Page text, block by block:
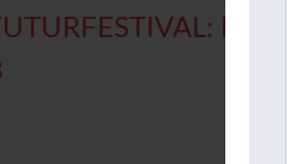
ECCO